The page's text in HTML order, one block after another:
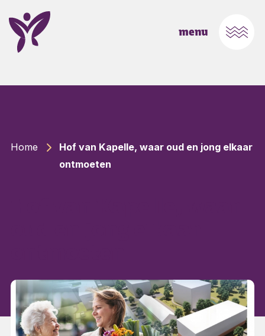
Ga naar Home
menu
Home
Hof van Kapelle, waar oud en jong elkaar
ontmoeten